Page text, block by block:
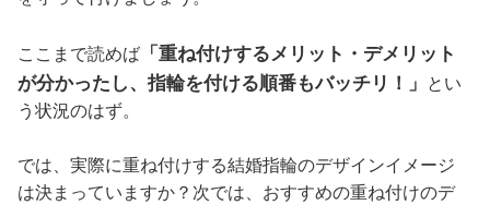
ここまで読めば 「重ね付けするメリット・デメリット
が分かったし、指輪を付ける順番もバッチリ！」 とい
う状況のはず。
では、実際に重ね付けする結婚指輪のデザインイメージ
は決まっていますか？次では、おすすめの重ね付けのデ